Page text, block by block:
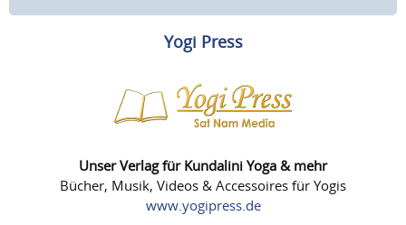
Yogi Press
Unser Verlag für Kundalini Yoga & mehr
Bücher, Musik, Videos & Accessoires für Yogis
www.yogipress.de